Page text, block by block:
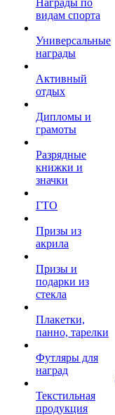
Награды по
видам спорта
Универсальные
награды
Активный
отдых
Дипломы и
грамоты
Разрядные
книжки и
значки
ГТО
Призы из
акрила
Призы и
подарки из
стекла
Плакетки,
панно, тарелки
Футляры для
наград
Текстильная
продукция